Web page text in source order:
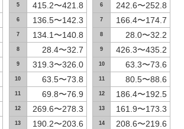
5 415.2〜421.8
6 136.5〜142.3
7 134.1〜140.8
8 28.4〜32.7
9 319.3〜326.0
10 63.5〜73.8
11 69.8〜76.9
12 269.6〜278.3
13 190.2〜203.6
6 242.6〜252.8
7 166.4〜174.7
8 28.0〜32.2
9 426.3〜435.2
10 63.3〜73.6
11 80.5〜88.6
12 186.4〜192.5
13 161.9〜173.3
14 208.6〜219.6